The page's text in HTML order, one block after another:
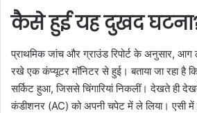
कैसे हुई यह दुखद
प्राथमिक जांच और ग्राउंड रिपोर्ट के अनुसार,
रखे एक कंप्यूटर मॉनिटर से हुई। बताया जा रहा है
सर्किट हुआ, जिससे चिंगारियां निकलीं। देखते ही
कंडीशनर (AC) को अपनी चपेट में ले लिया। एसी